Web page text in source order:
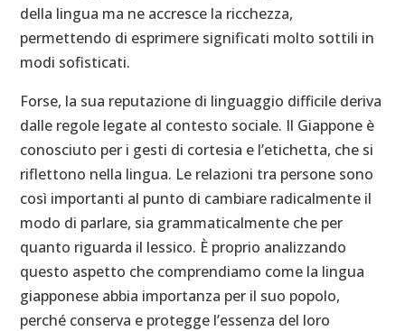
della lingua ma ne accresce la ricchezza,
permettendo di esprimere significati molto sottili in
modi sofisticati.
Forse, la sua reputazione di linguaggio difficile deriva
dalle regole legate al contesto sociale. Il Giappone è
conosciuto per i gesti di cortesia e l’etichetta, che si
riflettono nella lingua. Le relazioni tra persone sono
così importanti al punto di cambiare radicalmente il
modo di parlare, sia grammaticalmente che per
quanto riguarda il lessico. È proprio analizzando
questo aspetto che comprendiamo come la lingua
giapponese abbia importanza per il suo popolo,
perché conserva e protegge l’essenza del loro